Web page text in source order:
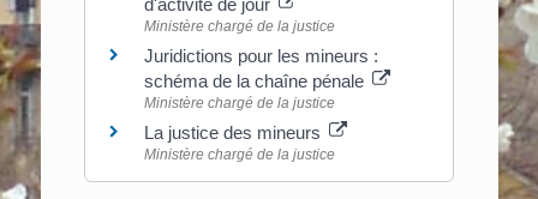
d'activité de jour
Ministère chargé de la justice
Juridictions pour les mineurs :
schéma de la chaîne pénale
Ministère chargé de la justice
La justice des mineurs
Ministère chargé de la justice